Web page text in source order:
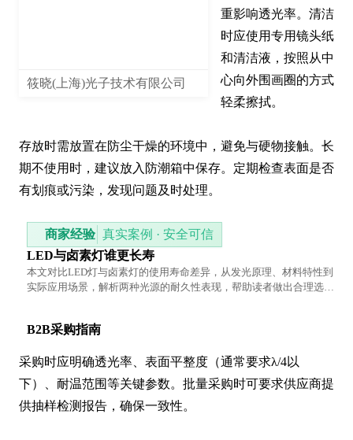
筱晓(上海)光子技术有限公司
重影响透光率。清洁
时应使用专用镜头纸
和清洁液，按照从中
心向外围画圈的方式
轻柔擦拭。
存放时需放置在防尘干燥的环境中，避免与硬物接触。长
期不使用时，建议放入防潮箱中保存。定期检查表面是否
有划痕或污染，发现问题及时处理。
商家经验 真实案例 · 安全可信
LED与卤素灯谁更长寿
本文对比LED灯与卤素灯的使用寿命差异，从发光原理、材料特性到
实际应用场景，解析两种光源的耐久性表现，帮助读者做出合理选
B2B采购指南
采购时应明确透光率、表面平整度（通常要求λ/4以
下）、耐温范围等关键参数。批量采购时可要求供应商提
供抽样检测报告，确保一致性。